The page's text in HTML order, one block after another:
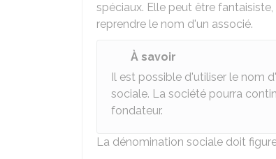
spéciaux. Elle peut être
reprendre le nom d'un associé.
À savoir
Il est possible d'utiliser le nom
sociale. La société pourra
fondateur.
La dénomination sociale doit